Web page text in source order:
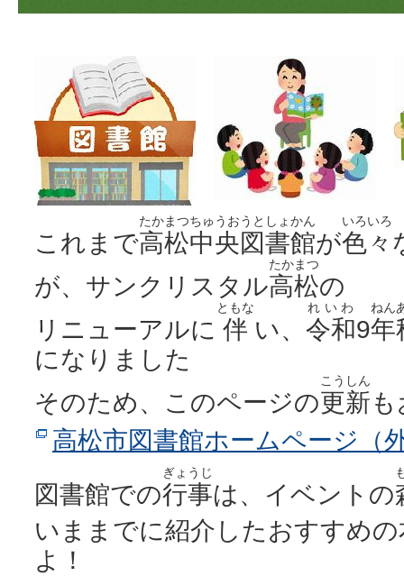
これまで高松中央図書館
たかまつちゅうおうとしょかん
が色々
いろいろ
が、サンクリスタル高松
たかまつ
の
リニューアルに 伴
ともな
い、 令和
れいわ
9年
ねん
になりました
そのため、このページの更新
こうしん
高松市図書館ホームページ（
図書館での行事
ぎょうじ
は、イベントの
いままでに紹介したおすすめ
よ！